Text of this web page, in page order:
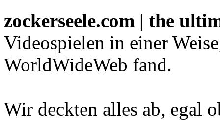
zockerseele.com | the
Videospielen in einer
WorldWideWeb fand.
Wir deckten alles ab, egal